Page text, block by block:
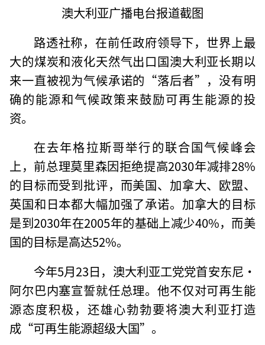
澳大利亚广播电台报道截图
路透社称，在前任政府领导下，世界上最
大的煤炭和液化天然气出口国澳大利亚长期以
来一直被视为气候承诺的“落后者”，没有明
确的能源和气候政策来鼓励可再生能源的投
资。
在去年格拉斯哥举行的联合国气候峰会
上，前总理莫里森因拒绝提高2030年减排28%
的目标而受到批评，而美国、加拿大、欧盟、
英国和日本都大幅加强了承诺。加拿大的目标
是到2030年在2005年的基础上减少40%，而美
国的目标是高达52%。
今年5月23日，澳大利亚工党党首安东尼·
阿尔巴内塞宣誓就任总理。他不仅对可再生能
源态度积极，还雄心勃勃要将澳大利亚打造
成“可再生能源超级大国”。